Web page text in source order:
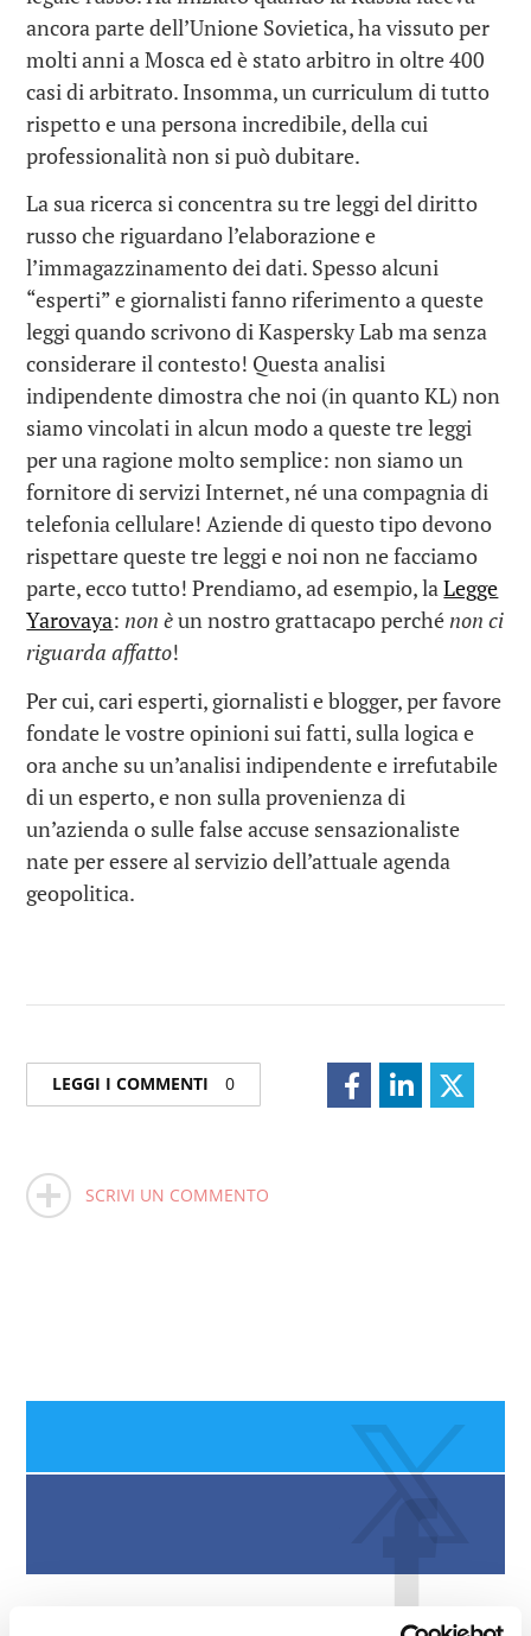
ancora parte dell’Unione Sovietica, ha vissuto per
molti anni a Mosca ed è stato arbitro in oltre 400
casi di arbitrato. Insomma, un curriculum di tutto
rispetto e una persona incredibile, della cui
professionalità non si può dubitare.
La sua ricerca si concentra su tre leggi del diritto
russo che riguardano l’elaborazione e
l’immagazzinamento dei dati. Spesso alcuni
“esperti” e giornalisti fanno riferimento a queste
leggi quando scrivono di Kaspersky Lab ma senza
considerare il contesto! Questa analisi
indipendente dimostra che noi (in quanto KL) non
siamo vincolati in alcun modo a queste tre leggi
per una ragione molto semplice: non siamo un
fornitore di servizi Internet, né una compagnia di
telefonia cellulare! Aziende di questo tipo devono
rispettare queste tre leggi e noi non ne facciamo
parte, ecco tutto! Prendiamo, ad esempio, laLegge
Yarovaya:non èun nostro grattacapo perchénon ci
riguarda affatto!
Per cui, cari esperti, giornalisti e blogger, per favore
fondate le vostre opinioni sui fatti, sulla logica e
ora anche su un’analisi indipendente e irrefutabile
di un esperto, e non sulla provenienza di
un’azienda o sulle false accuse sensazionaliste
nate per essere al servizio dell’attuale agenda
geopolitica.
LEGGI I COMMENTI 0
SCRIVI UN COMMENTO